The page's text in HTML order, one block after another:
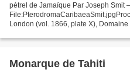
pétrel de Jamaïque Par Joseph Smit
London (vol. 1866, plate X), Domaine
pétrel de Jamaïque Nom latin...
Monarque de Tahiti